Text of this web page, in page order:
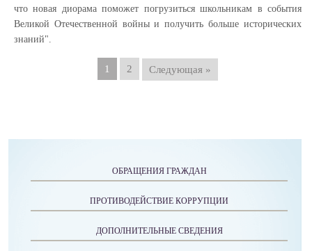
что новая диорама поможет погрузиться школьникам в события
Великой Отечественной войны и получить больше исторических
знаний".
1 2 Следующая »
ОБРАЩЕНИЯ ГРАЖДАН
ПРОТИВОДЕЙСТВИЕ КОРРУПЦИИ
ДОПОЛНИТЕЛЬНЫЕ СВЕДЕНИЯ